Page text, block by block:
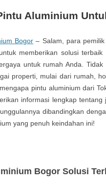
Aluminium
Bogor – Salam, para
memberikan solusi
untuk rumah Anda.
properti, mulai dari rumah,
pintu aluminium dari
informasi lengkap
dibandingkan
yang penuh keindahan ini!
Bogor Solusi